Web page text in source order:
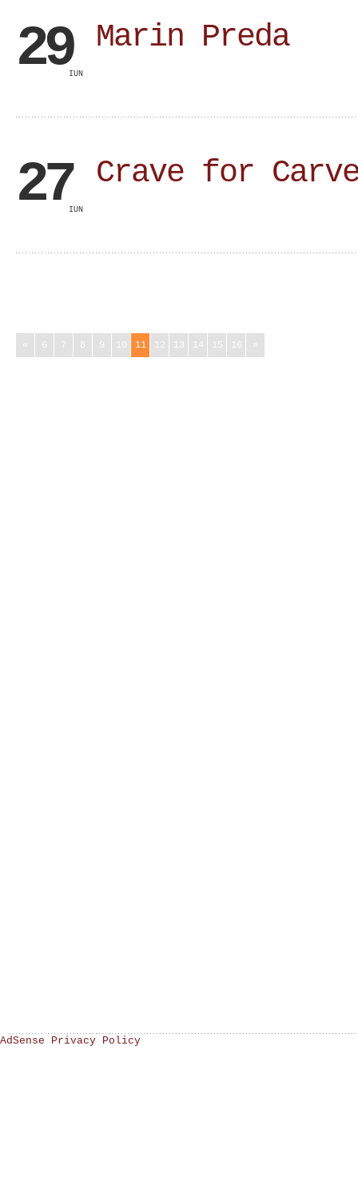
29IUN
Marin Preda
27IUN
Crave for
« 6 7 8 9 10 11 12 13 14 15 16 »
AdSense Privacy Policy